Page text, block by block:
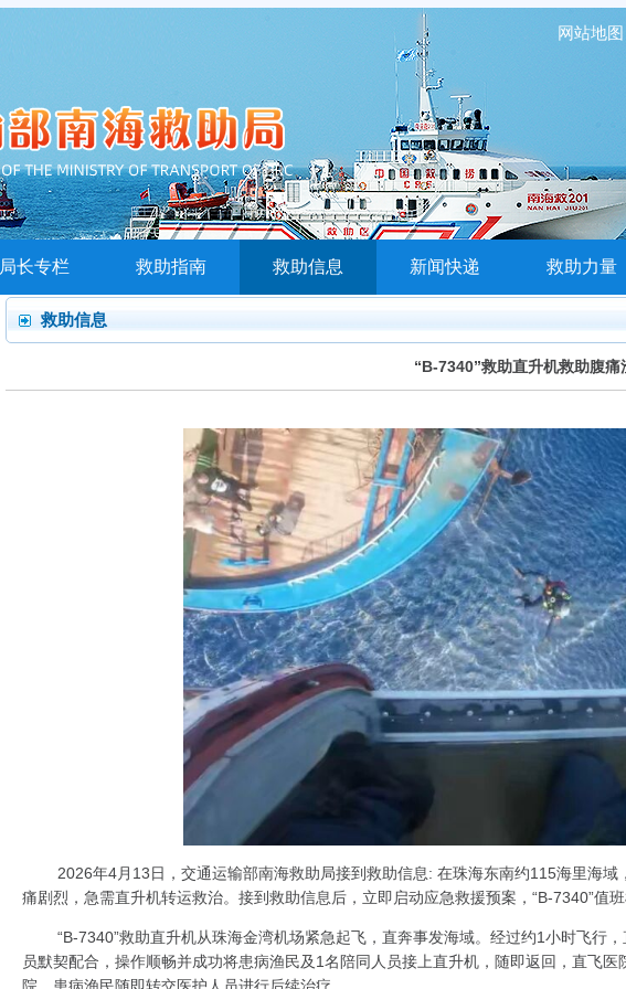
网站地图
局长专栏 救助指南 救助信息 新闻快递 救助力量
救助信息
“B-7340”救助直升机救助腹痛
2026年4月 13日，交通运输部南海救助局接到救助信息: 在珠海东南约115海里海域
痛剧烈，急需直升机转运救治。接到救助信息后，立即启动应急救援预案，“B-7340”值
“B-7340”救助直升机从珠海金湾机场紧急起飞，直奔事发海域。经过约1小时飞行
员默契配合，操作顺畅并成功将患病渔民及1名陪同人员接上直升机，随即返回，直飞医